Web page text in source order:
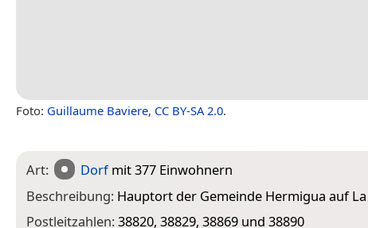
Foto: Guillaume Baviere, CC BY-SA 2.0.
Art: Dorfmit 377 Einwohnern
Beschreibung: Hauptort der Gemeinde Hermigua auf
Postleitzahlen:38820, 38829, 38869 und 38890